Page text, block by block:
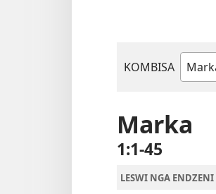
KOMBISA
Bible
Marka
1:1-45
LESWI NGA ENDZENI